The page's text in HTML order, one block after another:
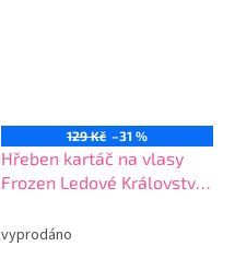
129 Kč –31 %
Hřeben kartáč na vlasy
Frozen Ledové Království
vyprodáno